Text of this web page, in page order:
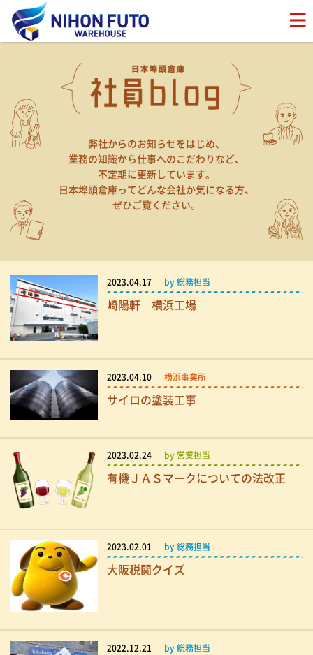
弊社からのお知らせをはじめ、
業務の知識から仕事へのこだわりなど、
不定期に更新しています。
日本埠頭倉庫ってどんな会社か気になる方、
ぜひご覧ください。
2023.04.17 by 総務担当
崎陽軒 横浜工場
2023.04.10 横浜事業所
サイロの塗装工事
2023.02.24 by 営業担当
有機ＪＡＳマークについての法改正
2023.02.01 by 総務担当
大阪税関クイズ
2022.12.21 by 総務担当